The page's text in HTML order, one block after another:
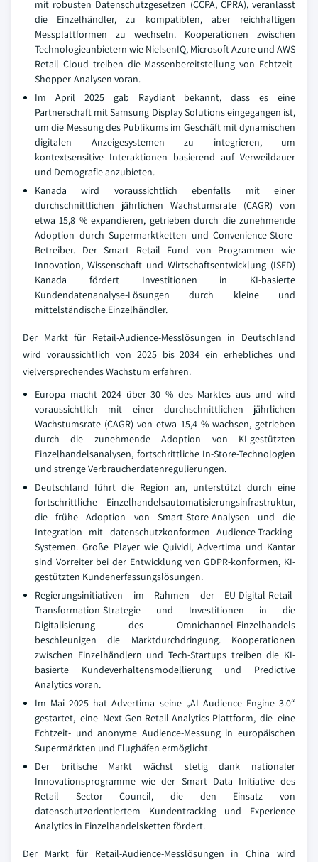
mit robusten Datenschutzgesetzen (CCPA, CPRA), veranlasst
die Einzelhändler, zu kompatiblen, aber reichhaltigen
Messplattformen zu wechseln. Kooperationen zwischen
Technologieanbietern wie NielsenIQ, Microsoft Azure und AWS
Retail Cloud treiben die Massenbereitstellung von Echtzeit-
Shopper-Analysen voran.
Im April 2025 gab Raydiant bekannt, dass es eine
Partnerschaft mit Samsung Display Solutions eingegangen ist,
um die Messung des Publikums im Geschäft mit dynamischen
digitalen Anzeigesystemen zu integrieren, um
kontextsensitive Interaktionen basierend auf Verweildauer
und Demografie anzubieten.
Kanada wird voraussichtlich ebenfalls mit einer
durchschnittlichen jährlichen Wachstumsrate (CAGR) von
etwa 15,8 % expandieren, getrieben durch die zunehmende
Adoption durch Supermarktketten und Convenience-Store-
Betreiber. Der Smart Retail Fund von Programmen wie
Innovation, Wissenschaft und Wirtschaftsentwicklung (ISED)
Kanada fördert Investitionen in KI-basierte
Kundendatenanalyse-Lösungen durch kleine und
mittelständische Einzelhändler.
Der Markt für Retail-Audience-Messlösungen in Deutschland
wird voraussichtlich von 2025 bis 2034 ein erhebliches und
vielversprechendes Wachstum erfahren.
Europa macht 2024 über 30 % des Marktes aus und wird
voraussichtlich mit einer durchschnittlichen jährlichen
Wachstumsrate (CAGR) von etwa 15,4 % wachsen, getrieben
durch die zunehmende Adoption von KI-gestützten
Einzelhandelsanalysen, fortschrittliche In-Store-Technologien
und strenge Verbraucherdatenregulierungen.
Deutschland führt die Region an, unterstützt durch eine
fortschrittliche Einzelhandelsautomatisierungsinfrastruktur,
die frühe Adoption von Smart-Store-Analysen und die
Integration mit datenschutzkonformen Audience-Tracking-
Systemen. Große Player wie Quividi, Advertima und Kantar
sind Vorreiter bei der Entwicklung von GDPR-konformen, KI-
gestützten Kundenerfassungslösungen.
Regierungsinitiativen im Rahmen der EU-Digital-Retail-
Transformation-Strategie und Investitionen in die
Digitalisierung des Omnichannel-Einzelhandels
beschleunigen die Marktdurchdringung. Kooperationen
zwischen Einzelhändlern und Tech-Startups treiben die KI-
basierte Kundeverhaltensmodellierung und Predictive
Analytics voran.
Im Mai 2025 hat Advertima seine „AI Audience Engine 3.0“
gestartet, eine Next-Gen-Retail-Analytics-Plattform, die eine
Echtzeit- und anonyme Audience-Messung in europäischen
Supermärkten und Flughäfen ermöglicht.
Der britische Markt wächst stetig dank nationaler
Innovationsprogramme wie der Smart Data Initiative des
Retail Sector Council, die den Einsatz von
datenschutzorientiertem Kundentracking und Experience
Analytics in Einzelhandelsketten fördert.
Der Markt für Retail-Audience-Messlösungen in China wird